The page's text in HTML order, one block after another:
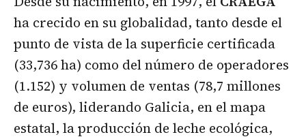
ha crecido en su globalidad, tanto desde el
punto de vista de la superficie certificada
(33,736 ha) como del número de operadores
(1.152) y volumen de ventas (78,7 millones
de euros), liderando Galicia, en el mapa
estatal, la producción de leche ecológica,